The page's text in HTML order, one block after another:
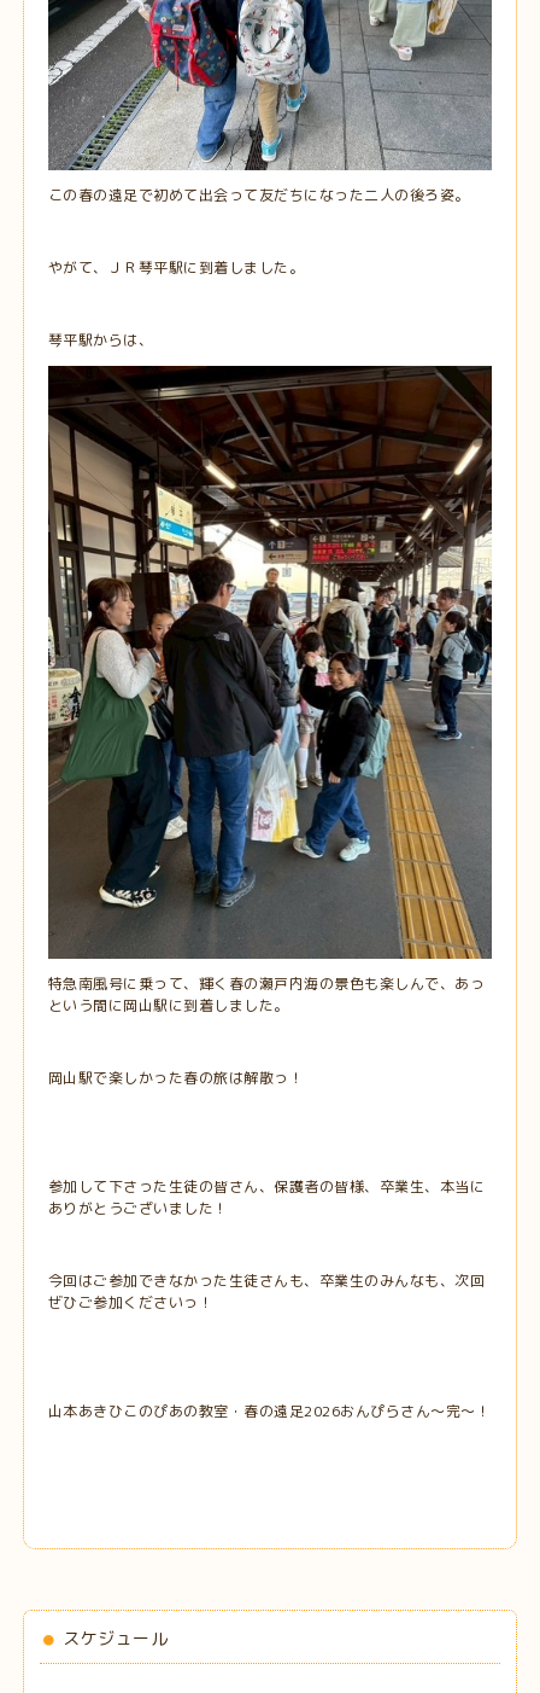
この春の遠足で初めて出会って友だちになった二人の後ろ姿。
やがて、ＪＲ琴平駅に到着しました。
琴平駅からは、
特急南風号に乗って、輝く春の瀬戸内海の景色も楽しんで、あっ
という間に岡山駅に到着しました。
岡山駅で楽しかった春の旅は解散っ！
参加して下さった生徒の皆さん、保護者の皆様、卒業生、本当に
ありがとうございました！
今回はご参加できなかった生徒さんも、卒業生のみんなも、次回
ぜひご参加くださいっ！
山本あきひこのぴあの教室・春の遠足2026おんぴらさん～完～！
スケジュール